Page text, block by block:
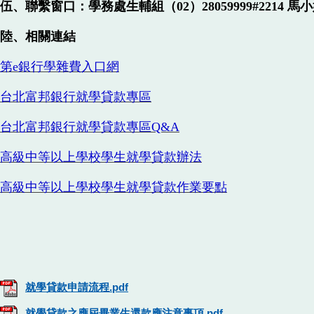
伍、聯繫窗口：學務處生輔組（02）28059999#2214 馬
陸、相關連結
第e銀行學雜費入口網
台北富邦銀行就學貸款專區
台北富邦銀行就學貸款專區Q&A
高級中等以上學校學生就學貸款辦法
高級中等以上學校學生就學貸款作業要點
就學貸款申請流程.pdf